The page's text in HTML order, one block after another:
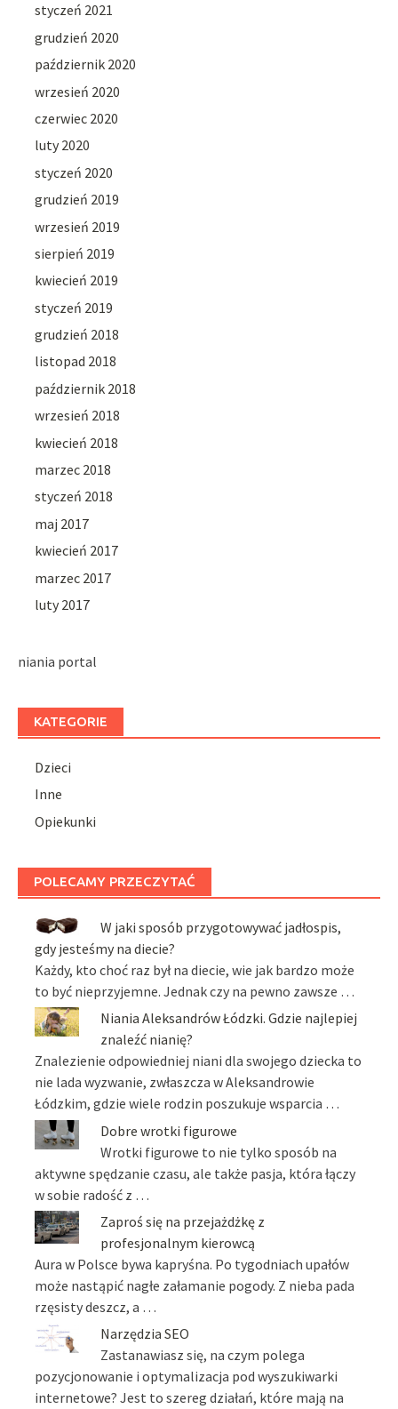
styczeń 2021
grudzień 2020
październik 2020
wrzesień 2020
czerwiec 2020
luty 2020
styczeń 2020
grudzień 2019
wrzesień 2019
sierpień 2019
kwiecień 2019
styczeń 2019
grudzień 2018
listopad 2018
październik 2018
wrzesień 2018
kwiecień 2018
marzec 2018
styczeń 2018
maj 2017
kwiecień 2017
marzec 2017
luty 2017
niania portal
KATEGORIE
Dzieci
Inne
Opiekunki
POLECAMY PRZECZYTAĆ
W jaki sposób przygotowywać jadłospis,
gdy jesteśmy na diecie?
Każdy, kto choć raz był na diecie, wie jak bardzo może
to być nieprzyjemne. Jednak czy na pewno zawsze …
Niania Aleksandrów Łódzki. Gdzie najlepiej
znaleźć nianię?
Znalezienie odpowiedniej niani dla swojego dziecka to
nie lada wyzwanie, zwłaszcza w Aleksandrowie
Łódzkim, gdzie wiele rodzin poszukuje wsparcia …
Dobre wrotki figurowe
Wrotki figurowe to nie tylko sposób na
aktywne spędzanie czasu, ale także pasja, która łączy
w sobie radość z …
Zaproś się na przejażdżkę z
profesjonalnym kierowcą
Aura w Polsce bywa kapryśna. Po tygodniach upałów
może nastąpić nagłe załamanie pogody. Z nieba pada
rzęsisty deszcz, a …
Narzędzia SEO
Zastanawiasz się, na czym polega
pozycjonowanie i optymalizacja pod wyszukiwarki
internetowe? Jest to szereg działań, które mają na